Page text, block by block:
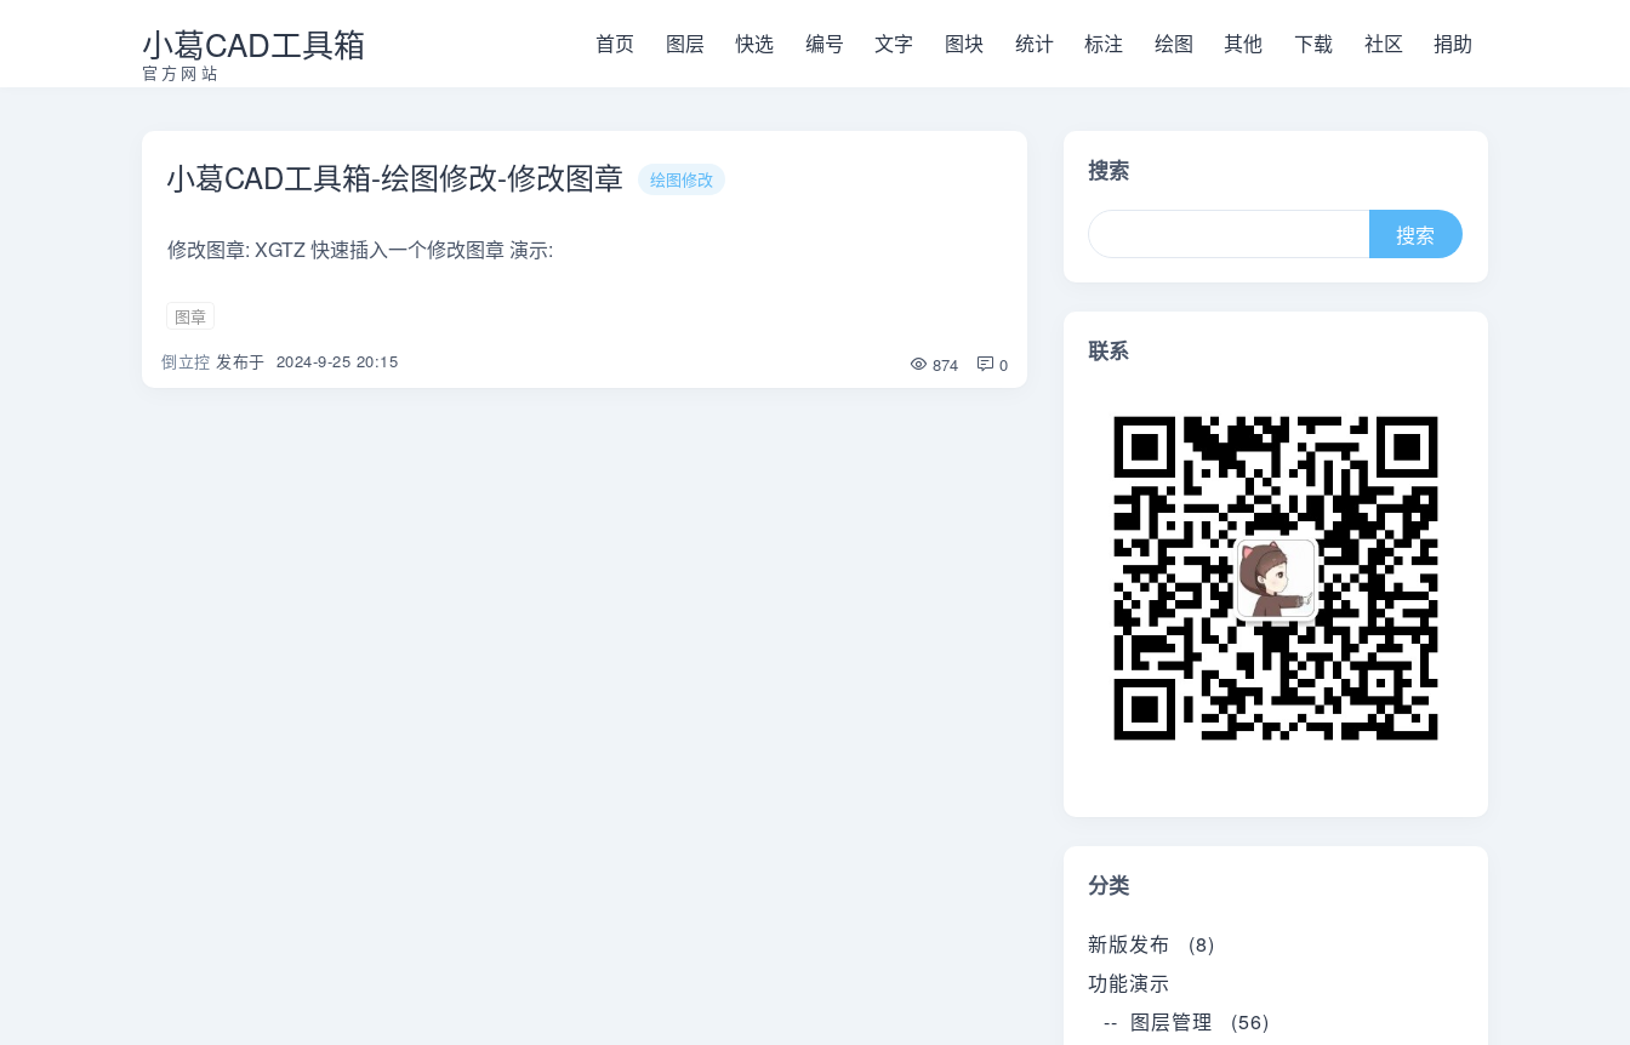
小葛CAD工具箱
官方网站
首页 图层 快选 编号 文字 图块 统计 标注 绘图 其他 下载 社区 捐助
小葛CAD工具箱-绘图修改-修改图章 绘图修改
修改图章: XGTZ 快速插入一个修改图章 演示:
图章
倒立控 发布于 2024-9-25 20:15 874 0
搜索
联系
分类
新版发布 (8)
功能演示
-- 图层管理 (56)